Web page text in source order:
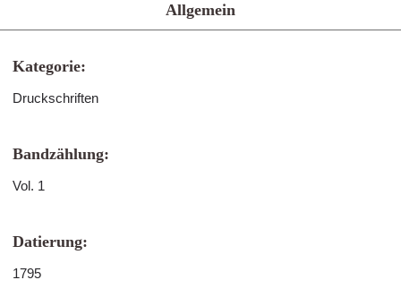
Allgemein
Kategorie:
Druckschriften
Bandzählung:
Vol. 1
Datierung:
1795